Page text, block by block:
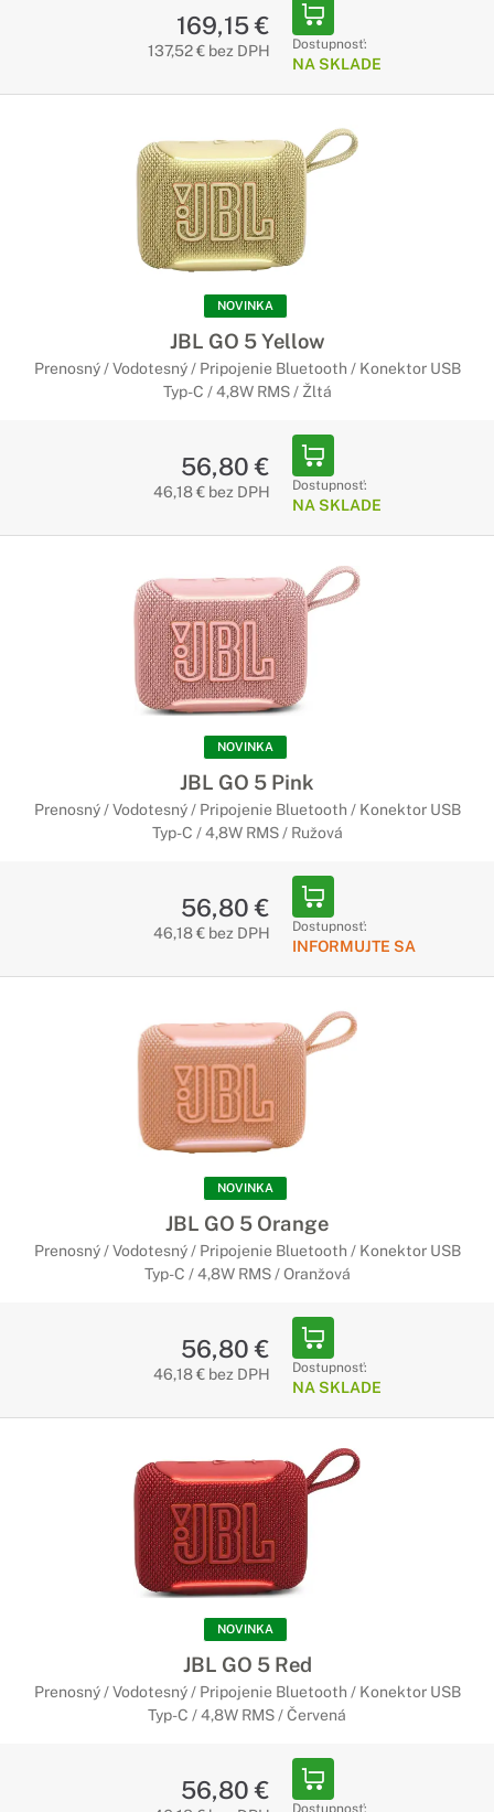
169,15 €
137,52 € bez DPH Dostupnosť:
NA SKLADE
NOVINKA
JBL GO 5 Yellow
Prenosný / Vodotesný / Pripojenie Bluetooth / Konektor USB
Typ-C / 4,8W RMS / Žltá
56,80 €
46,18 € bez DPH Dostupnosť:
NA SKLADE
NOVINKA
JBL GO 5 Pink
Prenosný / Vodotesný / Pripojenie Bluetooth / Konektor USB
Typ-C / 4,8W RMS / Ružová
56,80 €
46,18 € bez DPH Dostupnosť:
INFORMUJTE SA
NOVINKA
JBL GO 5 Orange
Prenosný / Vodotesný / Pripojenie Bluetooth / Konektor USB
Typ-C / 4,8W RMS / Oranžová
56,80 €
46,18 € bez DPH Dostupnosť:
NA SKLADE
NOVINKA
JBL GO 5 Red
Prenosný / Vodotesný / Pripojenie Bluetooth / Konektor USB
Typ-C / 4,8W RMS / Červená
56,80 €
Dostupnosť: